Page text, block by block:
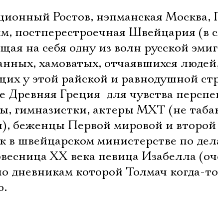
Ростов, нэпманская
постперестроечная Швейцария (в
на себя одну из волн русской
хамоватых, отчаявшихся
у этой райской и равнодушной
Древняя Греция  для чувства
гимназистки, актеры МХТ (не
беженцы Первой мировой и второй
в швейцарском министерстве по
ХХ века певица Изабелла
дневникам которой Толмач когда-